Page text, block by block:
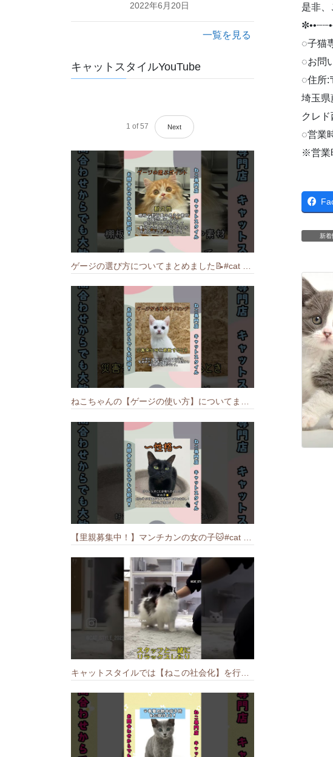
是非
◌子猫
◌お問
◌住所:
埼玉県
クレ
◌営業
※営業
新着
2022年6月20日
一覧を見る
キャットスタイルYouTube
1 of 57 Next
ゲージの選び方についてまとめました️📝#cat #猫のいる暮らし #ねこ #キャット #munchkin
ねこちゃんの【ゲージの使い方】についてまとめました️🐱📝